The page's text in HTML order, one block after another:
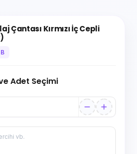
Çantası Kırmızı İç Cepli
Adet Seçimi